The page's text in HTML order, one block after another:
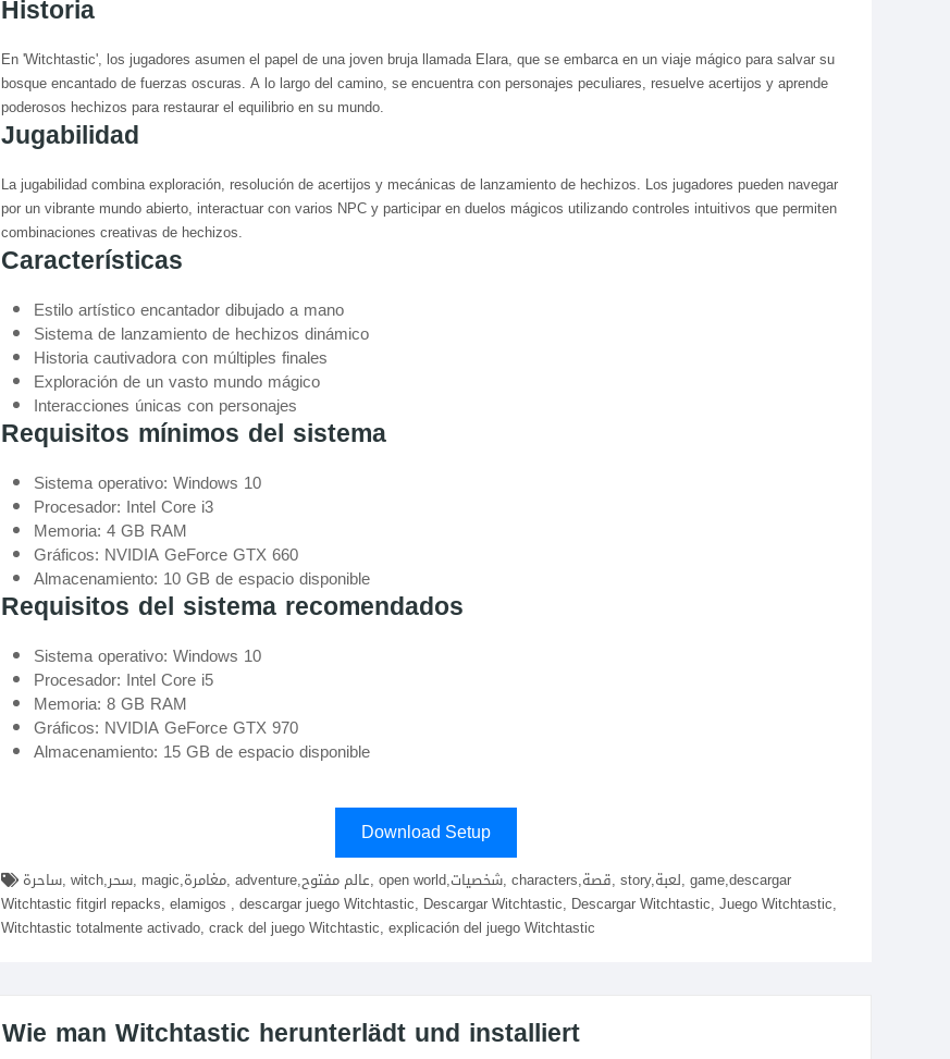
Historia
En 'Witchtastic', los jugadores asumen el papel de una joven bruja llamada Elara, que se embarca en un viaje mágico para salvar su
bosque encantado de fuerzas oscuras. A lo largo del camino, se encuentra con personajes peculiares, resuelve acertijos y aprende
poderosos hechizos para restaurar el equilibrio en su mundo.
Jugabilidad
La jugabilidad combina exploración, resolución de acertijos y mecánicas de lanzamiento de hechizos. Los jugadores pueden navegar
por un vibrante mundo abierto, interactuar con varios NPC y participar en duelos mágicos utilizando controles intuitivos que permiten
combinaciones creativas de hechizos.
Características
Estilo artístico encantador dibujado a mano
Sistema de lanzamiento de hechizos dinámico
Historia cautivadora con múltiples finales
Exploración de un vasto mundo mágico
Interacciones únicas con personajes
Requisitos mínimos del sistema
Sistema operativo: Windows 10
Procesador: Intel Core i3
Memoria: 4 GB RAM
Gráficos: NVIDIA GeForce GTX 660
Almacenamiento: 10 GB de espacio disponible
Requisitos del sistema recomendados
Sistema operativo: Windows 10
Procesador: Intel Core i5
Memoria: 8 GB RAM
Gráficos: NVIDIA GeForce GTX 970
Almacenamiento: 15 GB de espacio disponible
Download Setup
Witchtastic fitgirl repacks, elamigos , descargar juego Witchtastic, Descargar Witchtastic, Descargar Witchtastic, Juego Witchtastic,
Witchtastic totalmente activado, crack del juego Witchtastic, explicación del juego Witchtastic
Wie man Witchtastic herunterlädt und installiert